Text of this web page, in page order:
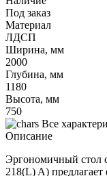
Под заказ
Материал
ЛДСП
Ширина, мм
2000
Глубина, мм
1180
Высота, мм
750
Все
Описание
Эргономичный стол
218(L) A)